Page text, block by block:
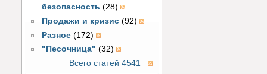
безопасность (28)
Продажи и кризис (92)
Разное (172)
"Песочница" (32)
Всего статей 4541